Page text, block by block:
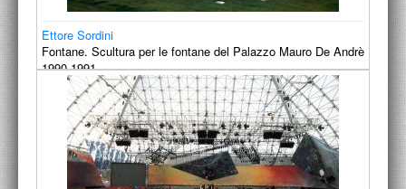
Ettore Sordini
Fontane. Scultura per le fontane del Palazzo Mauro De Andrè
1990-1991